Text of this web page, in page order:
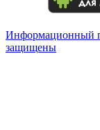
Информационный
защищены